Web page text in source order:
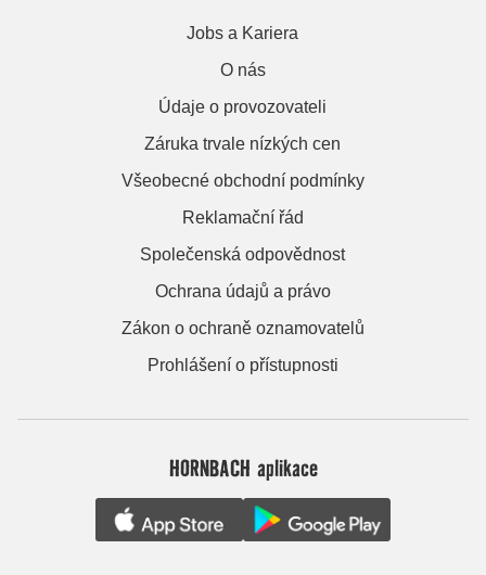
Jobs a Kariera
O nás
Údaje o provozovateli
Záruka trvale nízkých cen
Všeobecné obchodní podmínky
Reklamační řád
Společenská odpovědnost
Ochrana údajů a právo
Zákon o ochraně oznamovatelů
Prohlášení o přístupnosti
HORNBACH aplikace